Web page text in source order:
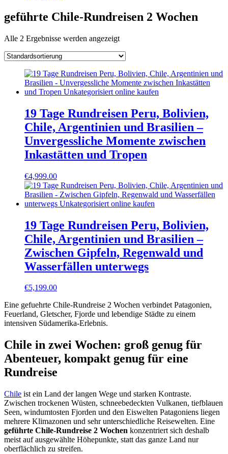
geführte Chile-Rundreisen 2 Wochen
Alle 2 Ergebnisse werden angezeigt
19 Tage Rundreisen Peru, Bolivien,
Chile, Argentinien und Brasilien –
Unvergessliche Momente zwischen
Inkastätten und Tropen
€4,999.00
19 Tage Rundreisen Peru, Bolivien,
Chile, Argentinien und Brasilien –
Zwischen Gipfeln, Regenwald und
Wasserfällen unterwegs
€5,199.00
Eine gefuehrte Chile-Rundreise 2 Wochen verbindet Patagonien,
Feuerland, Gletscher, Fjorde und lebendige Städte zu einem
intensiven Südamerika-Erlebnis.
Chile in zwei Wochen: groß genug für
Abenteuer, kompakt genug für eine
Rundreise
Chile ist ein Land der langen Wege und starken Kontraste.
Zwischen trockenen Wüsten, schneebedeckten Vulkanen, tiefblauen
Seen, windumtosten Fjorden und den Eiswelten Patagoniens liegen
mehrere Klimazonen und sehr unterschiedliche Reisewelten. Eine
geführte Chile-Rundreise 2 Wochen konzentriert sich deshalb
meist auf ausgewählte Höhepunkte, statt das ganze Land nur
oberflächlich zu streifen.